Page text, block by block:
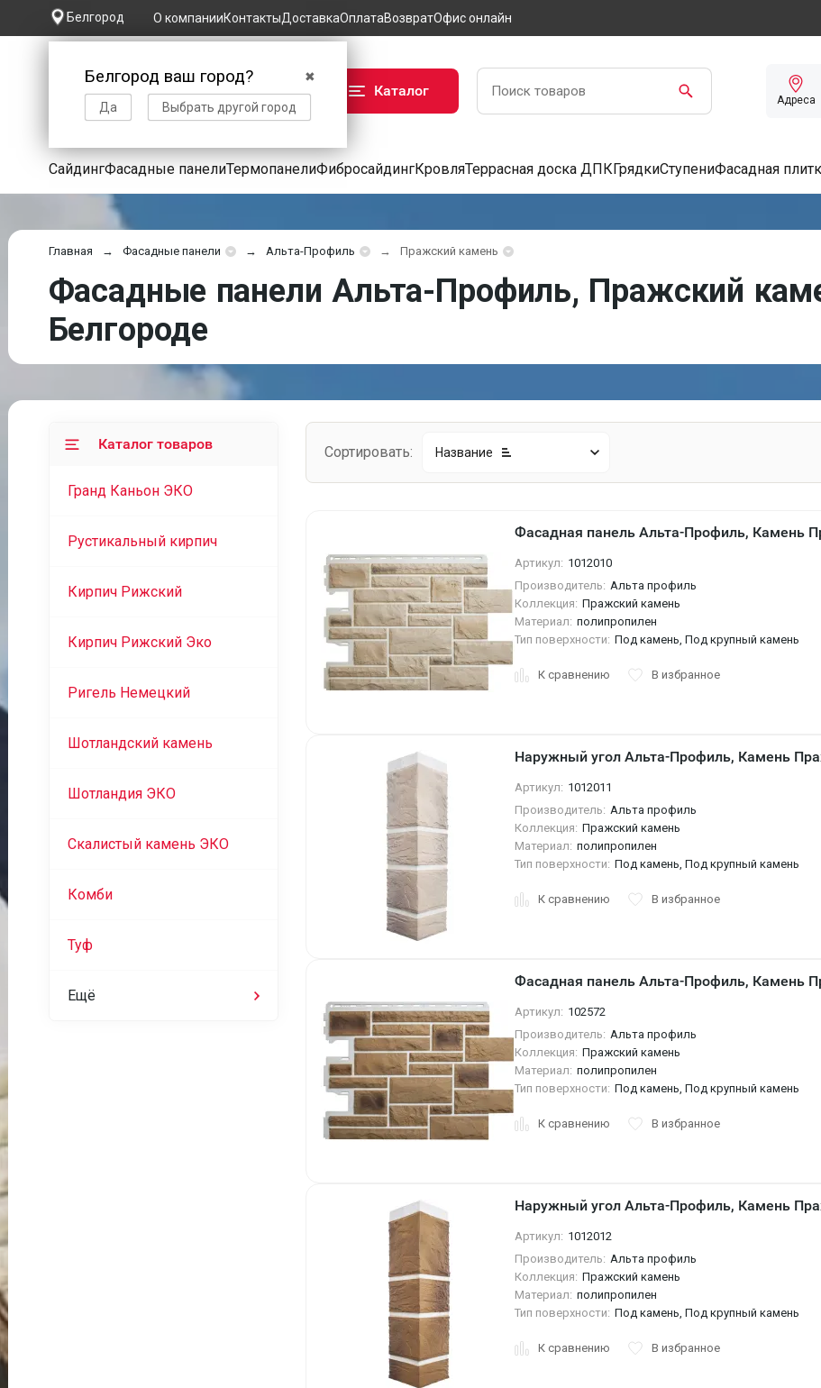
Белгород
✖
Белгород ваш город?
Да Выбрать другой город
О компанииКонтактыДоставкаОплатаВозвратОфис онлайн
Каталог
Адреса
СайдингФасадные панелиТермопанелиФибросайдингКровляТеррасная доска ДПКГрядкиСтупениФасадная
Главная Фасадные панели Альта-Профиль Пражский камень
Фасадные панели Альта-Профиль, Пражский
Белгороде
Сортировать: Название
Фасадная панель Альта-Профиль, Камень
Артикул: 1012010
Производитель: Альта профиль
Коллекция: Пражский камень
Материал: полипропилен
Тип поверхности: Под камень, Под крупный камень
К сравнению В избранное
Наружный угол Альта-Профиль, Камень
Артикул: 1012011
Производитель: Альта профиль
Коллекция: Пражский камень
Материал: полипропилен
Тип поверхности: Под камень, Под крупный камень
К сравнению В избранное
Фасадная панель Альта-Профиль, Камень
Артикул: 102572
Производитель: Альта профиль
Коллекция: Пражский камень
Материал: полипропилен
Тип поверхности: Под камень, Под крупный камень
К сравнению В избранное
Наружный угол Альта-Профиль, Камень
Артикул: 1012012
Производитель: Альта профиль
Коллекция: Пражский камень
Материал: полипропилен
Тип поверхности: Под камень, Под крупный камень
К сравнению В избранное
Каталог товаров
Гранд Каньон ЭКО
Рустикальный кирпич
Кирпич Рижский
Кирпич Рижский Эко
Ригель Немецкий
Шотландский камень
Шотландия ЭКО
Скалистый камень ЭКО
Комби
Туф
Ещё